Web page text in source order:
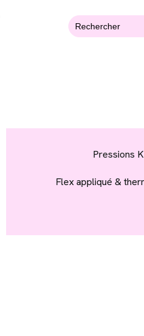
Pressions
Flex appliqué &